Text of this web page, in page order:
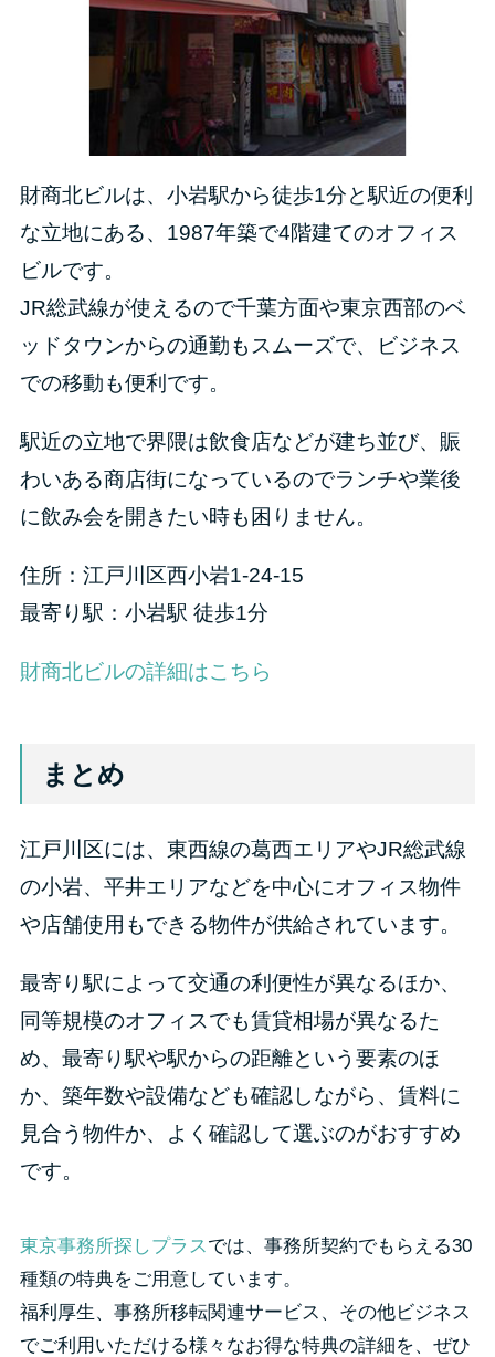
財商北ビルは、小岩駅から徒歩1分と駅近の便利
な立地にある、1987年築で4階建てのオフィス
ビルです。
JR総武線が使えるので千葉方面や東京西部のベ
ッドタウンからの通勤もスムーズで、ビジネス
での移動も便利です。
駅近の立地で界隈は飲食店などが建ち並び、賑
わいある商店街になっているのでランチや業後
に飲み会を開きたい時も困りません。
住所：江戸川区西小岩1-24-15
最寄り駅：小岩駅 徒歩1分
財商北ビルの詳細はこちら
まとめ
江戸川区には、東西線の葛西エリアやJR総武線
の小岩、平井エリアなどを中心にオフィス物件
や店舗使用もできる物件が供給されています。
最寄り駅によって交通の利便性が異なるほか、
同等規模のオフィスでも賃貸相場が異なるた
め、最寄り駅や駅からの距離という要素のほ
か、築年数や設備なども確認しながら、賃料に
見合う物件か、よく確認して選ぶのがおすすめ
です。
東京事務所探しプラス では、事務所契約でもらえる30
種類の特典をご用意しています。
福利厚生、事務所移転関連サービス、その他ビジネス
でご利用いただける様々なお得な特典の詳細を、ぜひ